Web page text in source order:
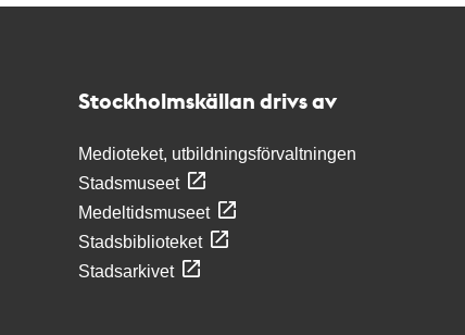
Stockholmskällan drivs av
Medioteket, utbildningsförvaltningen
Stadsmuseet
Medeltidsmuseet
Stadsbiblioteket
Stadsarkivet